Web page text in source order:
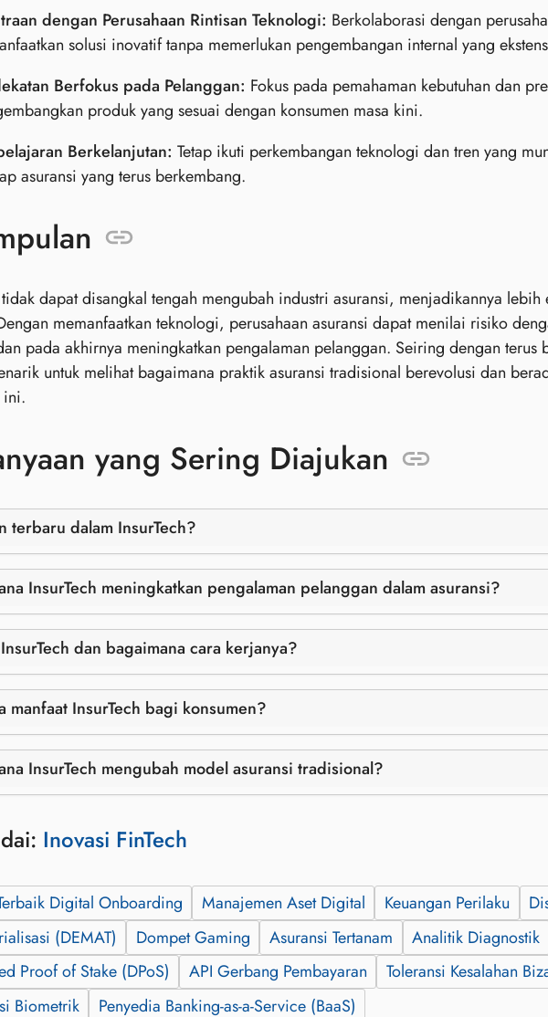
dengan Perusahaan Rintisan Teknologi: Berkolaborasi dengan
solusi inovatif tanpa memerlukan pengembangan internal yang
Berfokus pada Pelanggan: Fokus pada pemahaman kebutuhan dan
produk yang sesuai dengan konsumen masa kini.
Berkelanjutan: Tetap ikuti perkembangan teknologi dan tren yang
asuransi yang terus berkembang.
tidak dapat disangkal tengah mengubah industri asuransi, menjadikannya
memanfaatkan teknologi, perusahaan asuransi dapat menilai risiko
pada akhirnya meningkatkan pengalaman pelanggan. Seiring dengan
untuk melihat bagaimana praktik asuransi tradisional berevolusi dan
yang Sering Diajukan
terbaru dalam InsurTech?
InsurTech meningkatkan pengalaman pelanggan dalam asuransi?
dan bagaimana cara kerjanya?
manfaat InsurTech bagi konsumen?
InsurTech mengubah model asuransi tradisional?
Inovasi FinTech
Digital Onboarding Manajemen Aset Digital Keuangan Perilaku
(DEMAT)
Dompet Gaming Asuransi Tertanam Analitik Diagnostik
Proof of Stake (DPoS)
API Gerbang Pembayaran Toleransi Kesalahan
Biometrik
Penyedia Banking-as-a-Service (BaaS)